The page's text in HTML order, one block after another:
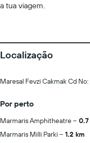
a tua viagem.
Localização
Maresal Fevzi Cakmak Cd
Por perto
Marmaris Amphitheatre
Marmaris Milli Parki
1.2 km